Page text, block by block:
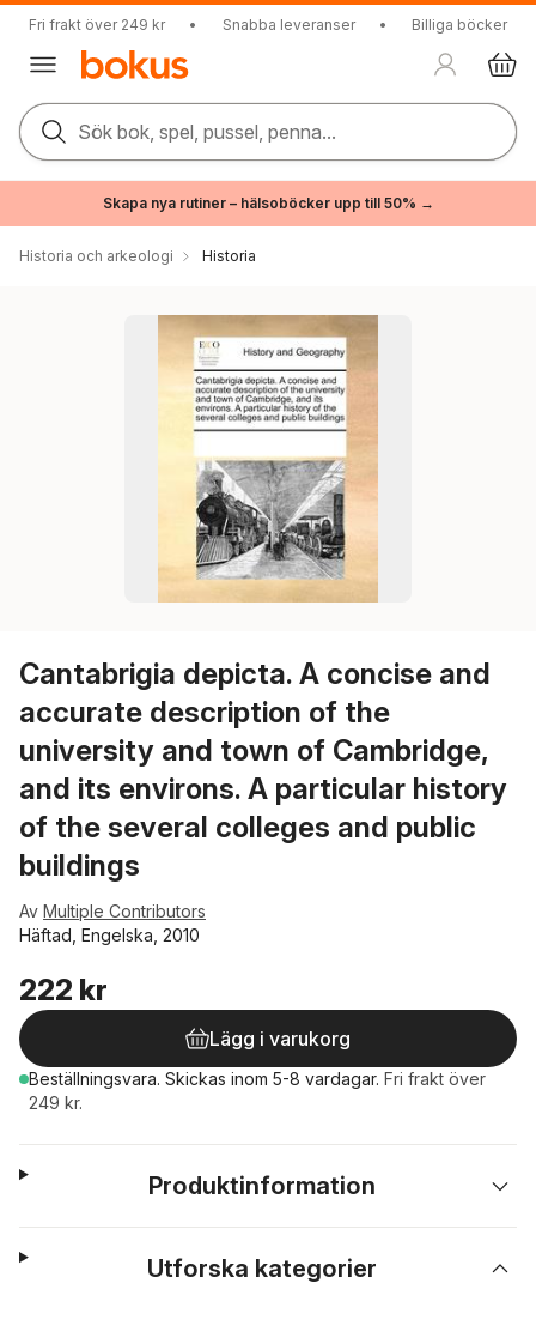
Fri frakt över 249 kr • Snabba leveranser • Billiga böcker
Sök bok, spel, pussel, penna...
Skapa nya rutiner – hälsoböcker upp till 50% →
Historia och arkeologi Historia
Cantabrigia depicta. A concise and
accurate description of the
university and town of Cambridge,
and its environs. A particular history
of the several colleges and public
buildings
Av Multiple Contributors
Häftad, Engelska, 2010
222 kr
Lägg i varukorg
Beställningsvara. Skickas inom 5-8 vardagar. Fri frakt över
249 kr.
Produktinformation
Utforska kategorier